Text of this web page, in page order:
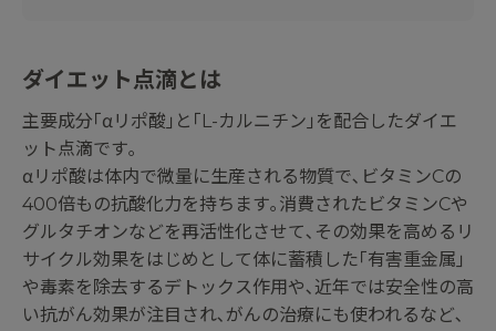
ダイエット点滴とは
主要成分｢αリポ酸｣と｢L-カルニチン｣を配合したダイエ
ット点滴です｡
αリポ酸は体内で微量に生産される物質で､ビタミンCの
400倍もの抗酸化力を持ちます｡消費されたビタミンCや
グルタチオンなどを再活性化させて､その効果を高めるリ
サイクル効果をはじめとして体に蓄積した｢有害重金属｣
や毒素を除去するデトックス作用や､近年では安全性の高
い抗がん効果が注目され､がんの治療にも使われるなど､